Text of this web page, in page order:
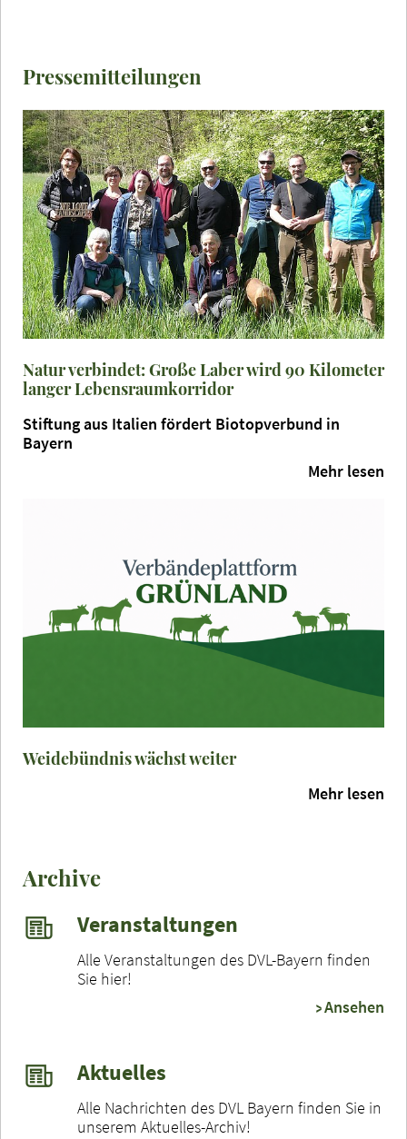
Pressemitteilungen
Natur verbindet: Große Laber wird 90 Kilometer
langer Lebensraumkorridor
Stiftung aus Italien fördert Biotopverbund in
Bayern
Mehr lesen
Weidebündnis wächst weiter
Mehr lesen
Archive
Veranstaltungen
Alle Veranstaltungen des DVL-Bayern finden
Sie hier!
Ansehen
Aktuelles
Alle Nachrichten des DVL Bayern finden Sie in
unserem Aktuelles-Archiv!